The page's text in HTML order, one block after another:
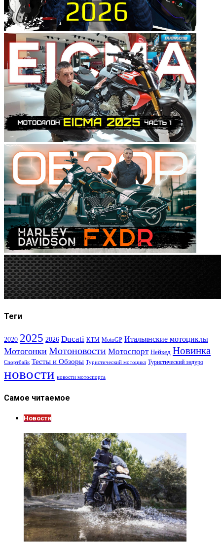
Теги
2020 2025 2026 Ducati KTM MotoGP Итальянские мотоциклы
Мотогонки Мотоновости Мотоспорт Нейкед Новинка
Спортбайк Тесты и Обзоры Туристический мотоцикл Туристический эндуро
новости новости мотоспорта
Самое читаемое
Новости